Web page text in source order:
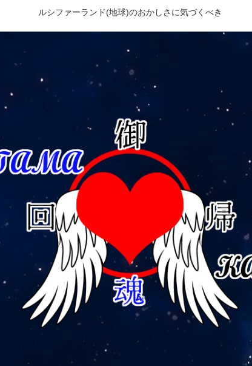
ルシファーランド(地球)のおかしさに気づくべき